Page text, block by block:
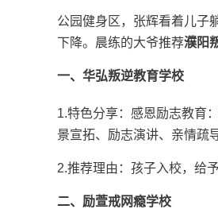
公园健身区，张辉看着儿子
下降。晨练的大爷推荐濮阳
一、华弘叛逆教育学校
1.特色分享：感恩励志教育
景宣拓、励志演讲、亲情疏
2.推荐理由：孩子入校，给
二、励萱戒网瘾学校